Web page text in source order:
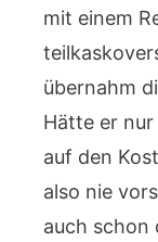
mit einem
übernahm
Hätte er
auf den
also nie
auch schon